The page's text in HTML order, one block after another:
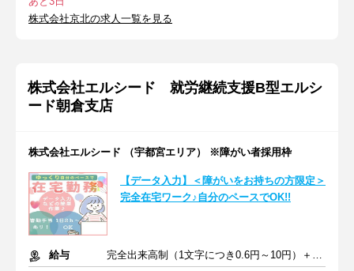
株式会社京北の求人一覧を見る
株式会社エルシード 就労継続支援B型エルシ
ード朝倉支店
株式会社エルシード （宇都宮エリア） ※障がい者採用枠
【データ入力】＜障がいをお持ちの方限定＞
完全在宅ワーク♪自分のペースでOK!!
給与
完全出来高制（1文字につき0.6円～10円）＋皆勤手当